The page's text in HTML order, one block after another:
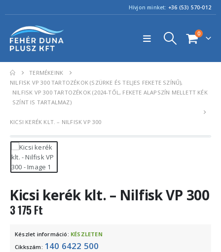
Hívjon minket: +36 (53) 570-012
0
TERMÉKEINK
NILFISK VP 300 TARTOZÉKOK (SZÜRKE ÉS TELJES FEKETE SZÍNŰ),
NILFISK VP 300 TARTOZÉKOK (2024-TŐL, FEKETE ALAPSZÍN MELLETT KÉK
SZÍNT IS TARTALMAZ)
KICSI KERÉK KLT. – NILFISK VP 300
Kicsi kerék klt. – Nilfisk VP 300
3 175Ft
Készlet információ: KÉSZLETEN
Cikkszám: 140 6422 500